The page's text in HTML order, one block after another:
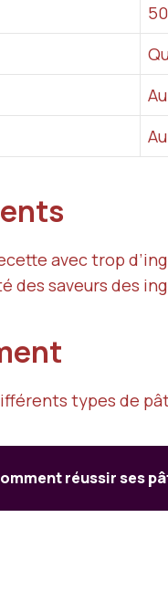
avec trop
des saveurs des
types de
réussir ses